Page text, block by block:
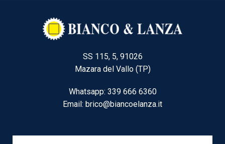
SS 115, 5, 91026
Mazara del Vallo (TP)
Whatsapp: 339 666 6360
Email: brico@biancoelanza.it